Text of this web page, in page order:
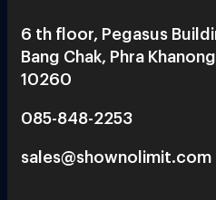
6 th floor, Pegasus
Bang Chak, Phra
10260
085-848-2253
sales@shownolimit.com